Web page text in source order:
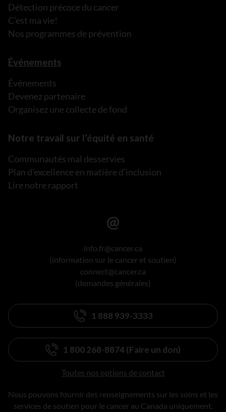
Détection précoce du cancer
C’est ma vie!
Nos programmes de prévention
Événements
Événements
Devenez partenaire
Organisez une collecte de fond
Notre travail sur l’équité en santé
Communautés mal desservies
Plan d’excellence en matière d’inclusion
Lire notre rapport
info.fr@cancer.ca
(information sur le cancer et soutien)
connect@cancer.ca
(demandes générales)
1 888 939-3333
1 800 268-8874 (Faire un don)
Toutes nos options de contact
Nous pouvons fournir des renseignements sur les soins et les
services de soutien pour le cancer au Canada uniquement.